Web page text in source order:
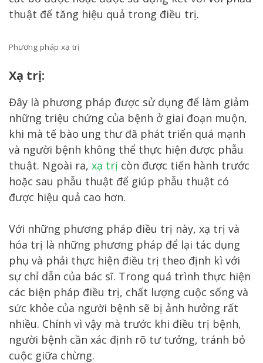
thuật để tăng hiệu quả trong điều trị.
Phương pháp xạ trị
Xạ trị:
Đây là phương pháp được sử dụng để làm giảm
những triệu chứng của bệnh ở giai đoạn muộn,
khi mà tế bào ung thư đã phát triển quá mạnh
và người bệnh không thể thực hiện được phẫu
thuật. Ngoài ra, xạ trị còn được tiến hành trước
hoặc sau phẫu thuật để giúp phẫu thuật có
được hiệu quả cao hơn.
Với những phương pháp điều trị này, xạ trị và
hóa trị là những phương pháp để lại tác dụng
phụ và phải thực hiện điều trị theo định kì với
sự chỉ dẫn của bác sĩ. Trong quá trình thực hiện
các biện pháp điều trị, chất lượng cuộc sống và
sức khỏe của người bệnh sẽ bị ảnh hưởng rất
nhiều. Chính vì vậy mà trước khi điều trị bệnh,
người bệnh cần xác định rõ tư tưởng, tránh bỏ
cuộc giữa chừng.